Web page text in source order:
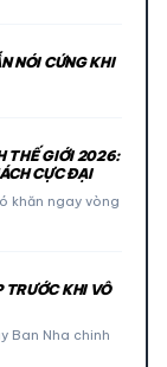
NÓI CỨNG KHI
THẾ GIỚI 2026:
CỰC ĐẠI
khăn ngay vòng
TRƯỚC KHI VÔ
Ban Nha chinh